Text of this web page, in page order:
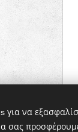
για να
σας